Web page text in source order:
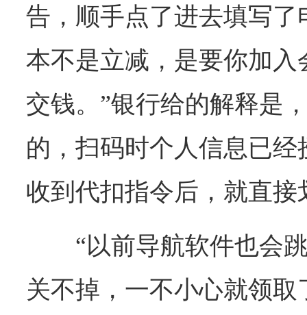
告，顺手点了进去填写了
本不是立减，是要你加
交钱。”银行给的解释是
的，扫码时个人信息已
收到代扣指令后，就直接
“以前导航软件也会
关不掉，一不小心就领